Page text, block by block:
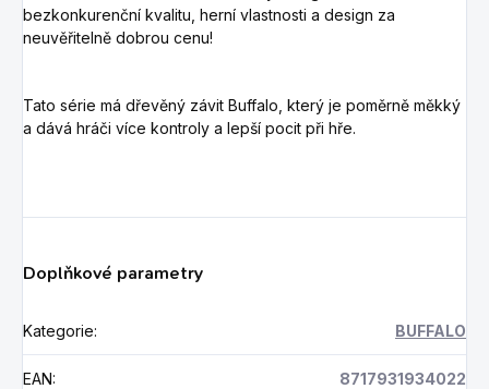
bezkonkurenční kvalitu, herní vlastnosti a design za
neuvěřitelně dobrou cenu!
Tato série má dřevěný závit Buffalo, který je poměrně měkký
a dává hráči více kontroly a lepší pocit při hře.
Doplňkové parametry
Kategorie: BUFFALO
EAN: 8717931934022